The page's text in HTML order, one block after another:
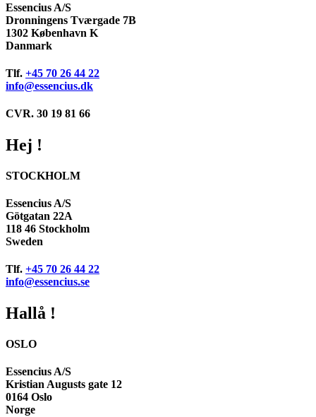
Essencius A/S
Dronningens Tværgade 7B
1302 København K
Danmark
Tlf. +45 70 26 44 22
info@essencius.dk
CVR. 30 19 81 66
Hej !
STOCKHOLM
Essencius A/S
Götgatan 22A
118 46 Stockholm
Sweden
Tlf. +45 70 26 44 22
info@essencius.se
Hallå !
OSLO
Essencius A/S
Kristian Augusts gate 12
0164 Oslo
Norge